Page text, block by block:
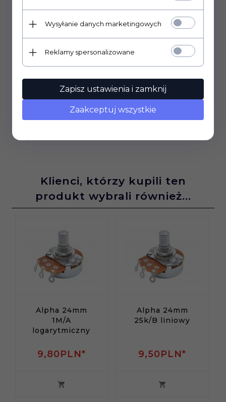
Wtyk DC jack 2.1mm Cliff
8,50PLN*
Klienci, którzy kupili ten
produkt wybrali również...
Alpha 24mm
1M/A
logarytmiczny
9,80PLN*
Alpha 24mm
25k/B liniowy
9,50PLN*
Wysyłanie danych marketingowych
Reklamy spersonalizowane
Zapisz ustawienia i zamknij
Zaakceptuj wszystkie